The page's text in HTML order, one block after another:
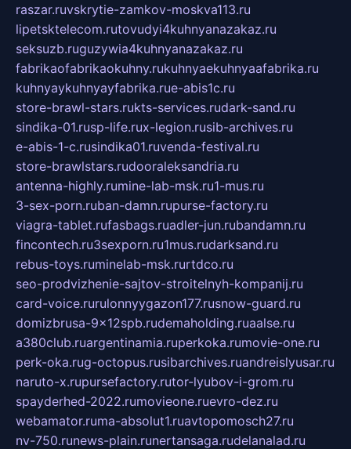
raszar.ruvskrytie-zamkov-moskva113.ru
lipetsktelecom.rutovudyi4kuhnyanazakaz.ru
seksuzb.ruguzywia4kuhnyanazakaz.ru
fabrikaofabrikaokuhny.rukuhnyaekuhnyaafabrika.ru
kuhnyaykuhnyayfabrika.rue-abis1c.ru
store-brawl-stars.rukts-services.rudark-sand.ru
sindika-01.rusp-life.rux-legion.rusib-archives.ru
e-abis-1-c.rusindika01.ruvenda-festival.ru
store-brawlstars.rudooraleksandria.ru
antenna-highly.rumine-lab-msk.ru1-mus.ru
3-sex-porn.ruban-damn.rupurse-factory.ru
viagra-tablet.rufasbags.ruadler-jun.rubandamn.ru
fincontech.ru3sexporn.ru1mus.rudarksand.ru
rebus-toys.ruminelab-msk.rurtdco.ru
seo-prodvizhenie-sajtov-stroitelnyh-kompanij.ru
card-voice.rurulonnyygazon177.rusnow-guard.ru
domizbrusa-9x12spb.rudemaholding.ruaalse.ru
a380club.ruargentinamia.ruperkoka.rumovie-one.ru
perk-oka.rug-octopus.rusibarchives.ruandreislyusar.ru
naruto-x.rupursefactory.rutor-lyubov-i-grom.ru
spayderhed-2022.rumovieone.ruevro-dez.ru
webamator.ruma-absolut1.ruavtopomosch27.ru
nv-750.runews-plain.runertansaga.rudelanalad.ru